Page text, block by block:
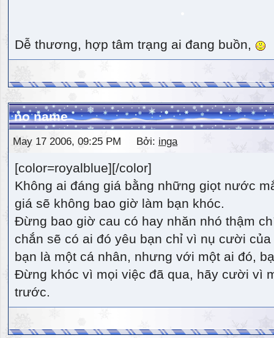
Dễ thương, hợp tâm trạng ai đang buồn,
no name
May 17 2006, 09:25 PM Bởi: inga
[color=royalblue][/color]
Không ai đáng giá bằng những giọt nước
giá sẽ không bao giờ làm bạn khóc.
Đừng bao giờ cau có hay nhăn nhó thậm
chắn sẽ có ai đó yêu bạn chỉ vì nụ cười
bạn là một cá nhân, nhưng với một ai đó,
Đừng khóc vì mọi việc đã qua, hãy cười vì
trước.